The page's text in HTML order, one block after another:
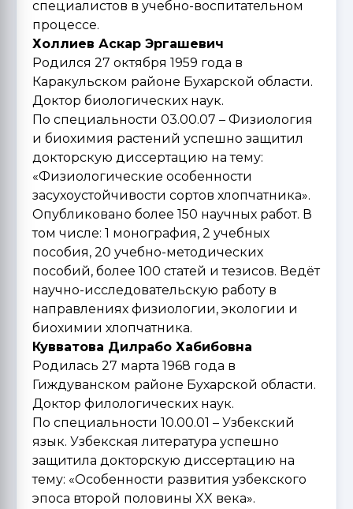
специалистов в учебно-воспитательном
процессе.
Холлиев Аскар Эргашевич
Родился 27 октября 1959 года в
Каракульском районе Бухарской области.
Доктор биологических наук.
По специальности 03.00.07 – Физиология
и биохимия растений успешно защитил
докторскую диссертацию на тему:
«Физиологические особенности
засухоустойчивости сортов хлопчатника».
Опубликовано более 150 научных работ. В
том числе: 1 монография, 2 учебных
пособия, 20 учебно-методических
пособий, более 100 статей и тезисов. Ведёт
научно-исследовательскую работу в
направлениях физиологии, экологии и
биохимии хлопчатника.
Кувватова Дилрабо Хабибовна
Родилась 27 марта 1968 года в
Гиждуванском районе Бухарской области.
Доктор филологических наук.
По специальности 10.00.01 – Узбекский
язык. Узбекская литература успешно
защитила докторскую диссертацию на
тему: «Особенности развития узбекского
эпоса второй половины XX века».